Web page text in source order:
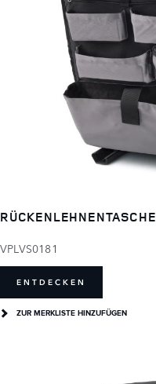
RÜCKENLEHNENTASCHE
VPLVS0181
ENTDECKEN
ZUR MERKLISTE HINZUFÜGEN